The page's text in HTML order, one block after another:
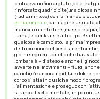
protraevano fino ai glutei,dolore al
rinforzato quadricipite),ma qlcosa
(radio,rmn,ecc) confermando
ernia lombare , cartilagine usurata
mancato niente
tuina,feldenkrais e altro....poi 3
qualcosa è cambiato: la prima
distribuzione del peso su entrambi
giorni seguenti quello che ha avuto
lombare è + disteso e anche il
avverte nei movimenti + fluidi anche
carichi,c'è ancora rigidità e dolore
corpo si stia in qualche modo
l'alimentazione e proseguo con
strano a livello mentale,un pò